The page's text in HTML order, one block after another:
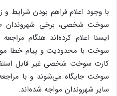
با وجود اعلام فراهم بودن شرایط
سوخت شخصی، برخی شهروندان
ایسنا اعلام کرده‌اند هنگام
سوخت با محدودیت و پیام خطا
کارت سوخت شخصی غیر قابل
سوخت جایگاه می‌شوند و با
سایر شهروندان مواجه شده‌اند.